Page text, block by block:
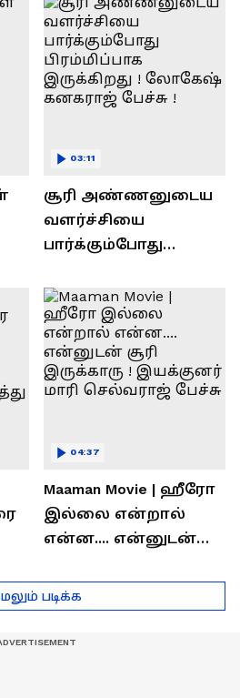
சூரி அண்ணனுடைய
வளர்ச்சியை
பார்க்கும்போது
இருக்கிறது !
லோகேஷ் கனகராஜ்
பேச்சு !
03:11
Maaman Movie | ஹீரோ
இல்லை என்றால்
என்ன.... என்னுடன்
இயக்குனர் மாரி
செல்வராஜ் பேச்சு
04:37
படிக்க